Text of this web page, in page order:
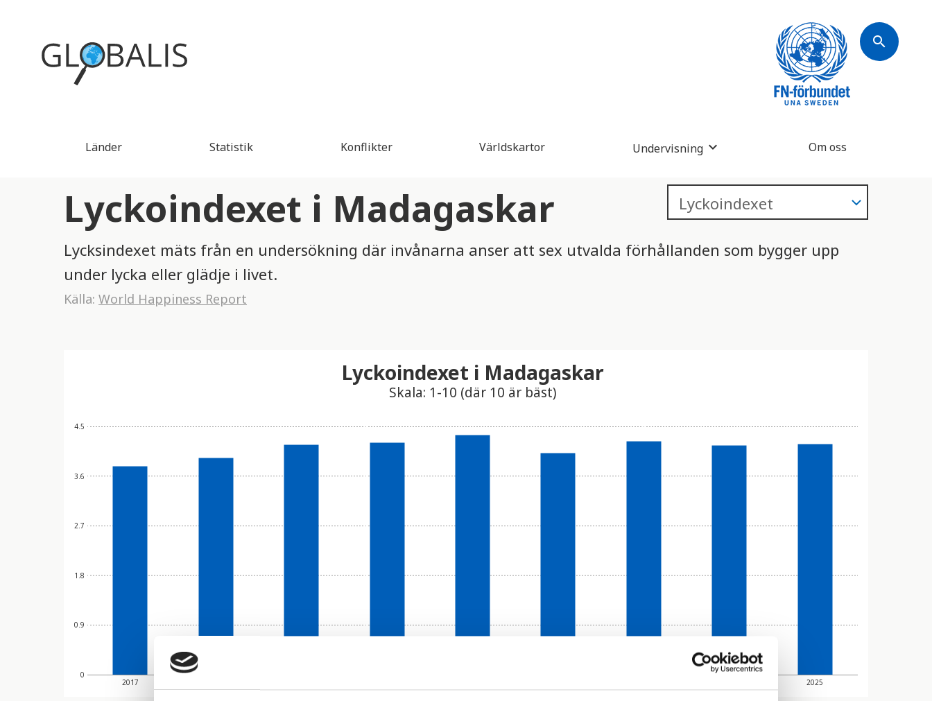
search
Länder Statistik Konflikter Världskartor Undervisning Om oss
Lyckoindexet i Madagaskar
Lycksindexet mäts från en undersökning där invånarna anser att sex utvalda förhållanden som bygger upp
under lycka eller glädje i livet.
Källa: World Happiness Report
0
0.9
1.8
2.7
3.6
4.5
2017 2025
Lyckoindexet i Madagaskar
Skala: 1-10 (där 10 är bäst)